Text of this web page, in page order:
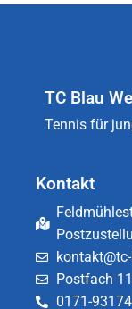
TC Blau
Tennis für
Kontakt
Postfach
0171-